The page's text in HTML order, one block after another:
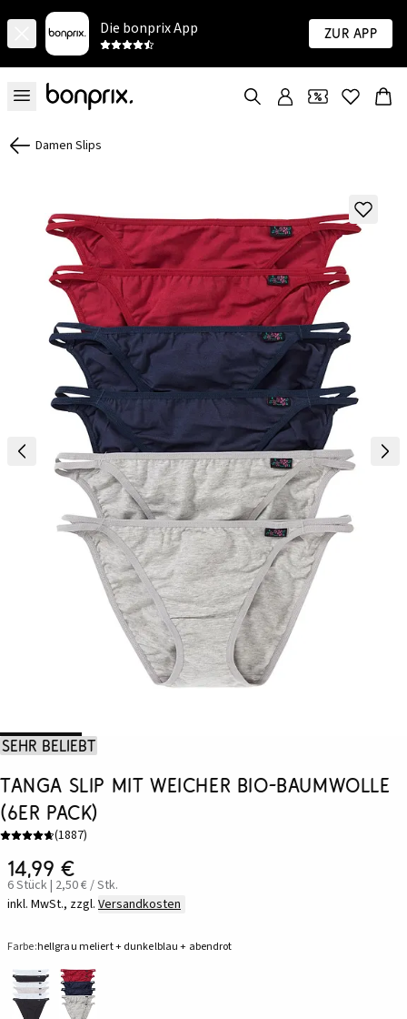
Die bonprix App Zur App
Damen Slips
Sehr beliebt
Tanga Slip mit weicher Bio-Baumwolle
(6er Pack)
(1887)
14,99 €
6 Stück | 2,50 € / Stk.
inkl. MwSt., zzgl. Versandkosten
Farbe:hellgrau meliert + dunkelblau + abendrot